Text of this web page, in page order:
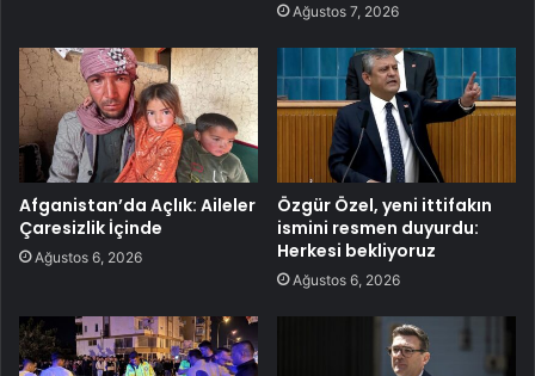
Ağustos 7, 2026
Afganistan’da Açlık: Aileler
Çaresizlik İçinde
Ağustos 6, 2026
Özgür Özel, yeni ittifakın
ismini resmen duyurdu:
Herkesi bekliyoruz
Ağustos 6, 2026